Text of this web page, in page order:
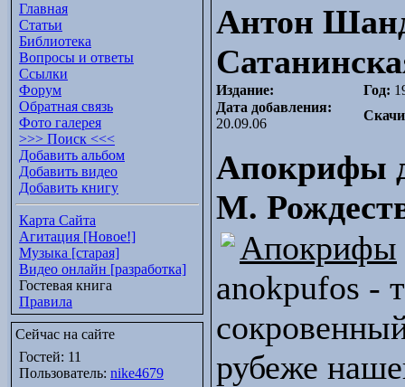
Главная
Статьи
Библиотека
Вопросы и ответы
Ссылки
Форум
Обратная связь
Фото галерея
>>> Поиск <<<
Добавить альбом
Добавить видео
Добавить книгу
Карта Сайта
Агитация [Новое!]
Музыка [старая]
Видео онлайн [разработка]
Гостевая книга
Правила
Сейчас на сайте
Гостей: 11
Пользователь: nike4679
Антон
Издание: Год:
Дата добавления:
20.09.06
Апокрифы
М.
Апокрифы
anokpufos -
рубеже